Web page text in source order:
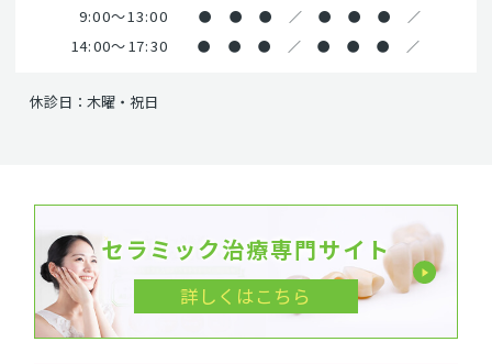
9:00～13:00 ● ● ● ／ ● ● ● ／
14:00～17:30 ● ● ● ／ ● ● ● ／
休診日：木曜・祝日
セラミック治療専門サイト
詳しくはこちら